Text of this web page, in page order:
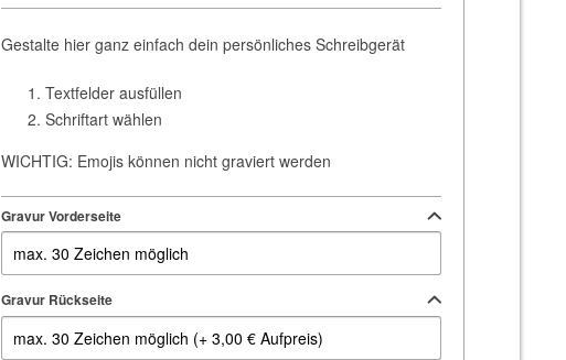
Gestalte hier ganz einfach dein persönliches Schreibgerät
Textfelder ausfüllen
Schriftart wählen
WICHTIG: Emojis können nicht graviert werden
Gravur Vorderseite
Gravur Rückseite